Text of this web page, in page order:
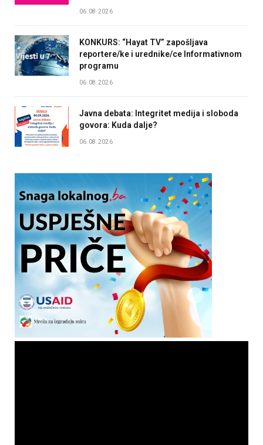
06.08.2026
KONKURS: “Hayat TV” zapošljava
reportere/ke i urednike/ce Informativnom
programu
06.08.2026
Javna debata: Integritet medija i sloboda
govora: Kuda dalje?
06.08.2026